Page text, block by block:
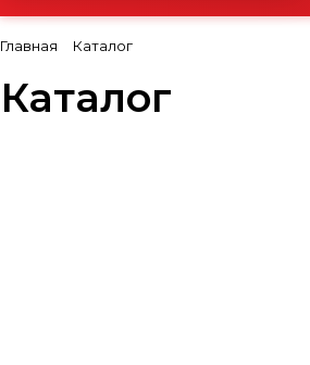
Главная Каталог
Каталог